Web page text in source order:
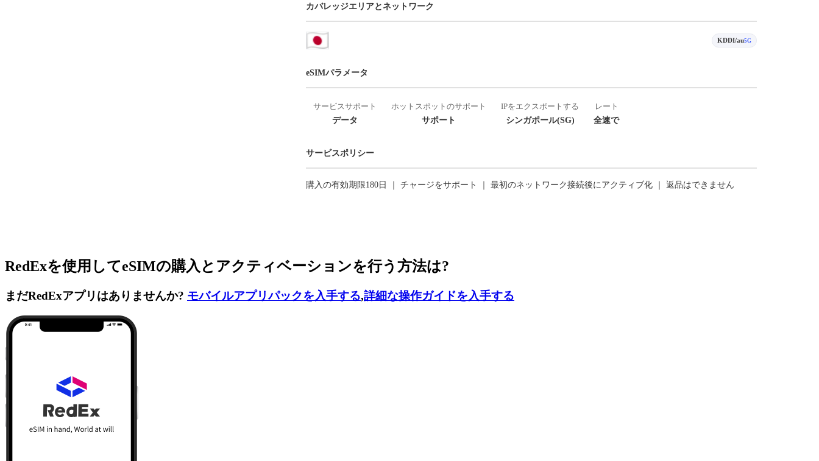
カバレッジエリアとネットワーク
KDDI/au5G
eSIMパラメータ
サービスサポート
データ
ホットスポットのサポート
サポート
IPをエクスポートする
シンガポール(SG)
レート
全速で
サービスポリシー
購入の有効期限180日 ｜ チャージをサポート ｜ 最初のネットワーク接続後にアクティブ化 ｜ 返品はできません
RedExを使用してeSIMの購入とアクティベーションを行う方法は?
まだRedExアプリはありませんか? モバイルアプリパックを入手する,詳細な操作ガイドを入手する